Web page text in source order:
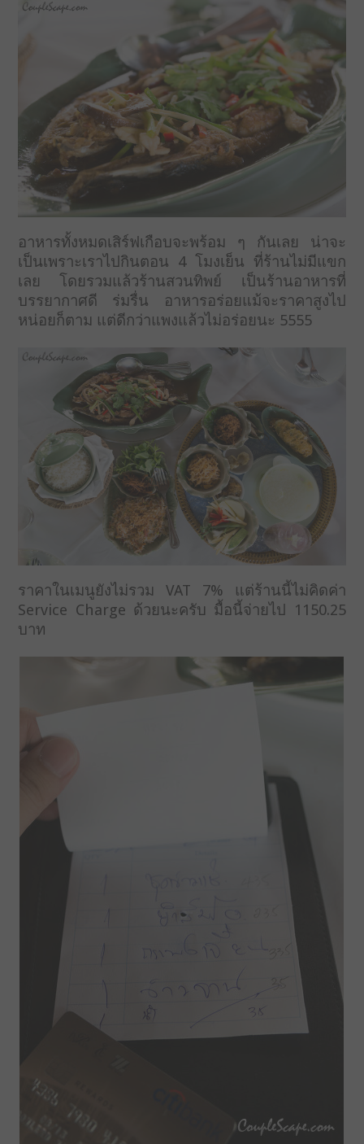
อาหารทั้งหมดเสิร์ฟเกือบจะพร้อม ๆ กันเลย น่าจะ
เป็นเพราะเราไปกินตอน 4 โมงเย็น ที่ร้านไม่มีแขก
เลย โดยรวมแล้วร้านสวนทิพย์ เป็นร้านอาหารที่
บรรยากาศดี ร่มรื่น อาหารอร่อยแม้จะราคาสูงไป
หน่อยก็ตาม แต่ดีกว่าแพงแล้วไม่อร่อยนะ 5555
ราคาในเมนูยังไม่รวม VAT 7% แต่ร้านนี้ไม่คิดค่า
Service Charge ด้วยนะครับ มื้อนี้จ่ายไป 1150.25
บาท